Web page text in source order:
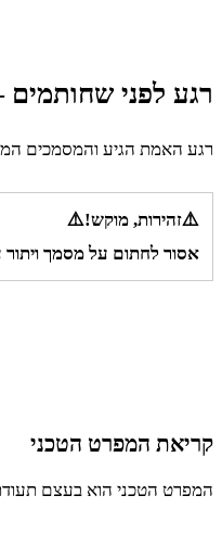
רגע לפני שחותמים
רגע האמת הגיע והמסמכים
⚠️זהירות, מוקש!⚠️
אסור לחתום על מסמך
קריאת המפרט הטכני
המפרט הטכני הוא בעצם